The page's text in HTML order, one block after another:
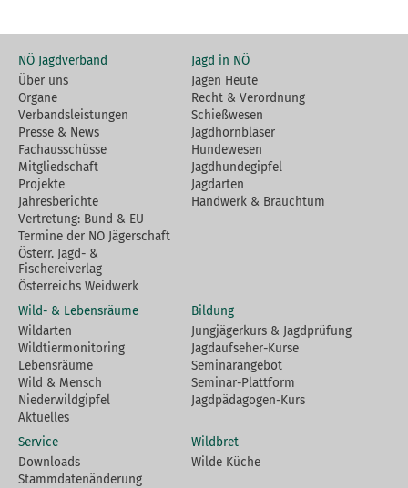
NÖ Jagdverband
Über uns
Organe
Verbandsleistungen
Presse & News
Fachausschüsse
Mitgliedschaft
Projekte
Jahresberichte
Vertretung: Bund & EU
Termine der NÖ Jägerschaft
Österr. Jagd- &
Fischereiverlag
Österreichs Weidwerk
Jagd in NÖ
Jagen Heute
Recht & Verordnung
Schießwesen
Jagdhornbläser
Hundewesen
Jagdhundegipfel
Jagdarten
Handwerk & Brauchtum
Wild- & Lebensräume
Wildarten
Wildtiermonitoring
Lebensräume
Wild & Mensch
Niederwildgipfel
Aktuelles
Bildung
Jungjägerkurs & Jagdprüfung
Jagdaufseher-Kurse
Seminarangebot
Seminar-Plattform
Jagdpädagogen-Kurs
Service
Downloads
Stammdatenänderung
Wildbret
Wilde Küche